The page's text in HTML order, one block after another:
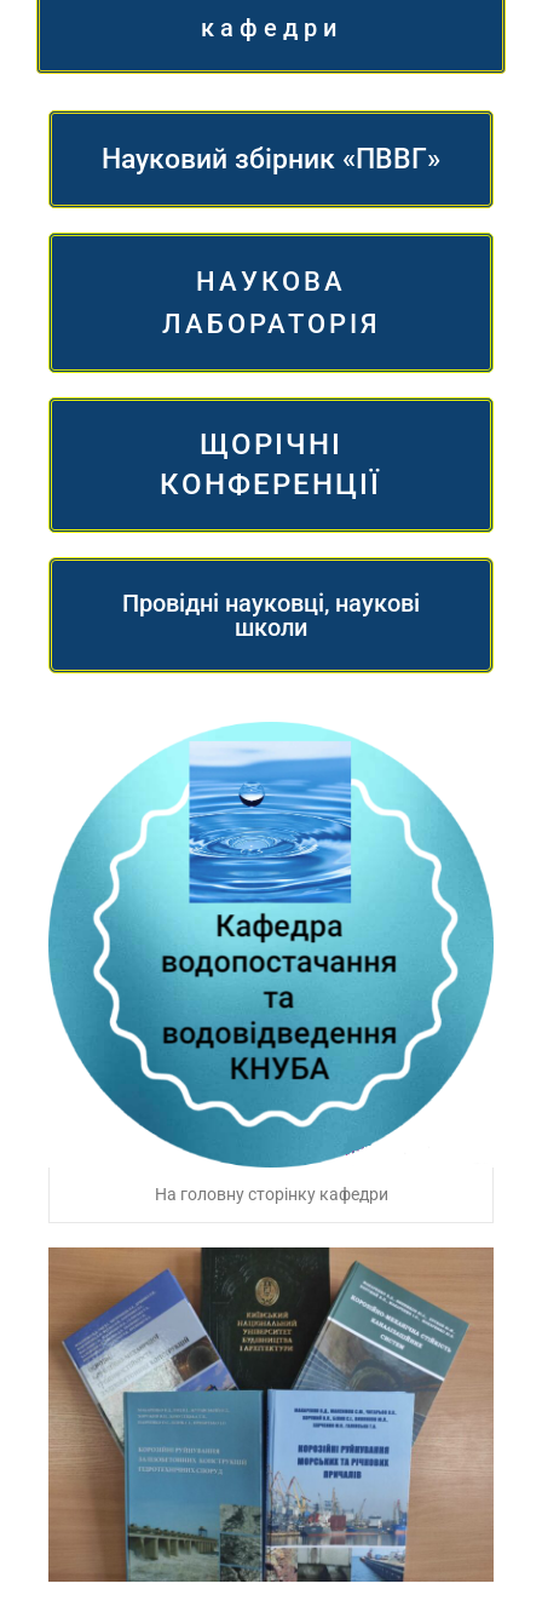
кафедри
Науковий збірник «ПВВГ»
НАУКОВА
ЛАБОРАТОРІЯ
ЩОРІЧНІ
КОНФЕРЕНЦІЇ
Провідні науковці, наукові
школи
На головну сторінку кафедри